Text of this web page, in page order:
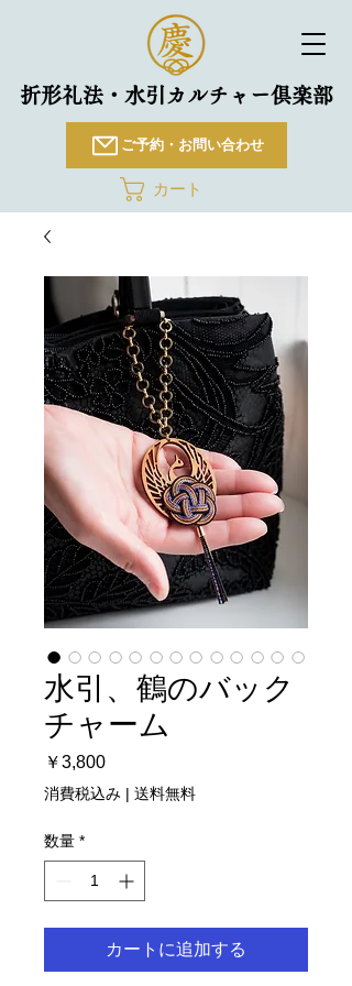
折形礼法・水引カルチャー倶楽部
ご予約・お問い合わせ
カート
水引、鶴のバック
チャーム
￥3,800価
格
消費税込み | 送料無料
数量 *
カートに追加する